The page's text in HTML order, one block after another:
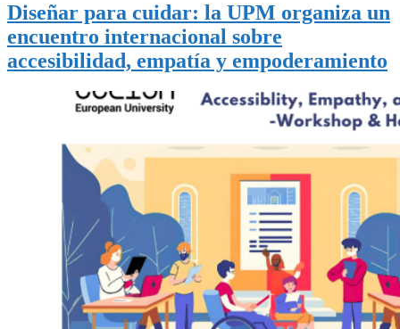
Diseñar para cuidar: la UPM organiza un
encuentro internacional sobre
accesibilidad, empatía y empoderamiento